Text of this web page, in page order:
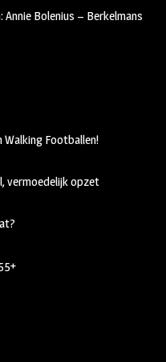
Annie Bolenius – Berkelmans
Walking Footballen!
vermoedelijk opzet